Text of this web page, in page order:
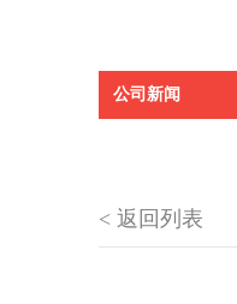
公司新闻
< 返回列表